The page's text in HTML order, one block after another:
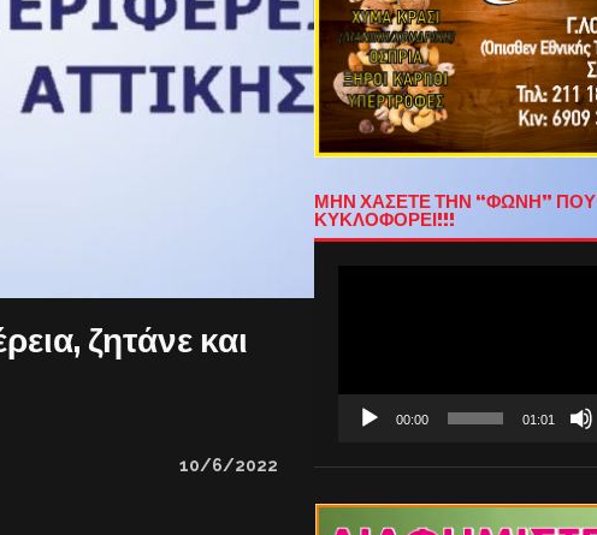
ζητάνε και
10/6/2022
ΜΗΝ ΧΑΣΕΤΕ ΤΗΝ “ΦΩΝΗ” ΠΟΥ
ΚΥΚΛΟΦΟΡΕΙ!!!
00:00 01:01